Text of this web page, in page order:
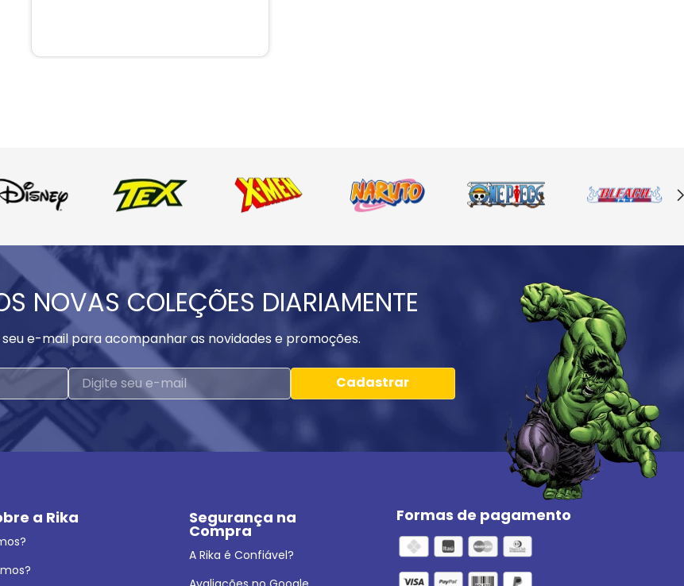
NOVAS COLEÇÕES DIARIAMENTE
e-mail para acompanhar as novidades e promoções.
Cadastrar
a Rika Segurança na
Compra
A Rika é Confiável?
Formas de pagamento